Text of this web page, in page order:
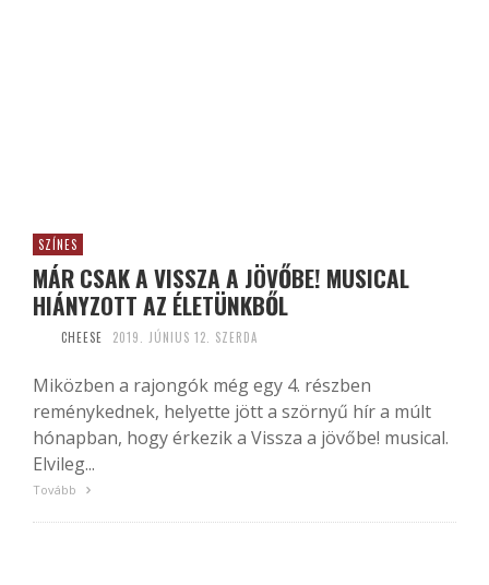
SZÍNES
MÁR CSAK A VISSZA A JÖVŐBE! MUSICAL
HIÁNYZOTT AZ ÉLETÜNKBŐL
CHEESE 2019. JÚNIUS 12. SZERDA
Miközben a rajongók még egy 4. részben
reménykednek, helyette jött a szörnyű hír a múlt
hónapban, hogy érkezik a Vissza a jövőbe! musical.
Elvileg...
Tovább